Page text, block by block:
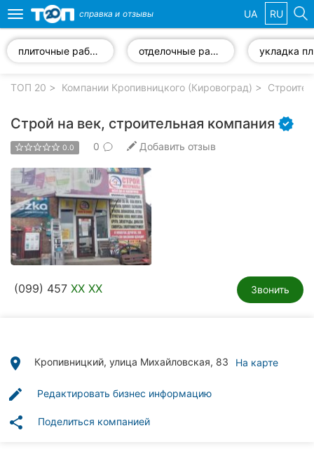
компании
рубрики:
Стоматологии
Частные
клиники
клиники
рубрики
Toggle
navigation
справка и отзывы UA RU
плиточные работы отделочные работы укладка
ТОП 20 Компании Кропивницкого (Кировоград)
Строй на век, строительная компания
0.0 0 Добавить отзыв
(099) 457 XX XX Звонить
place Кропивницкий, улица Михайловская, 83 На карте
edit Редактировать бизнес информацию
share Поделиться компанией